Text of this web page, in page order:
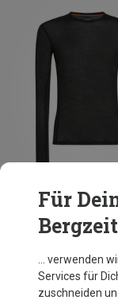
Du sparst 33%
Für
… verwenden
Services für
zuschneiden